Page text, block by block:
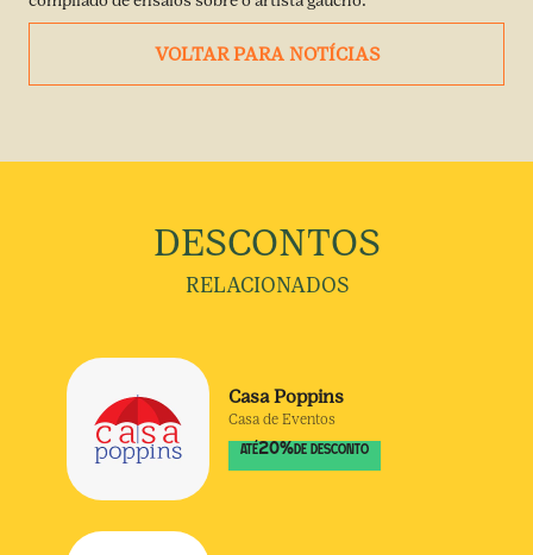
VOLTAR PARA NOTÍCIAS
DESCONTOS
RELACIONADOS
Casa Poppins
Casa de Eventos
ATÉ20% DE DESCONTO